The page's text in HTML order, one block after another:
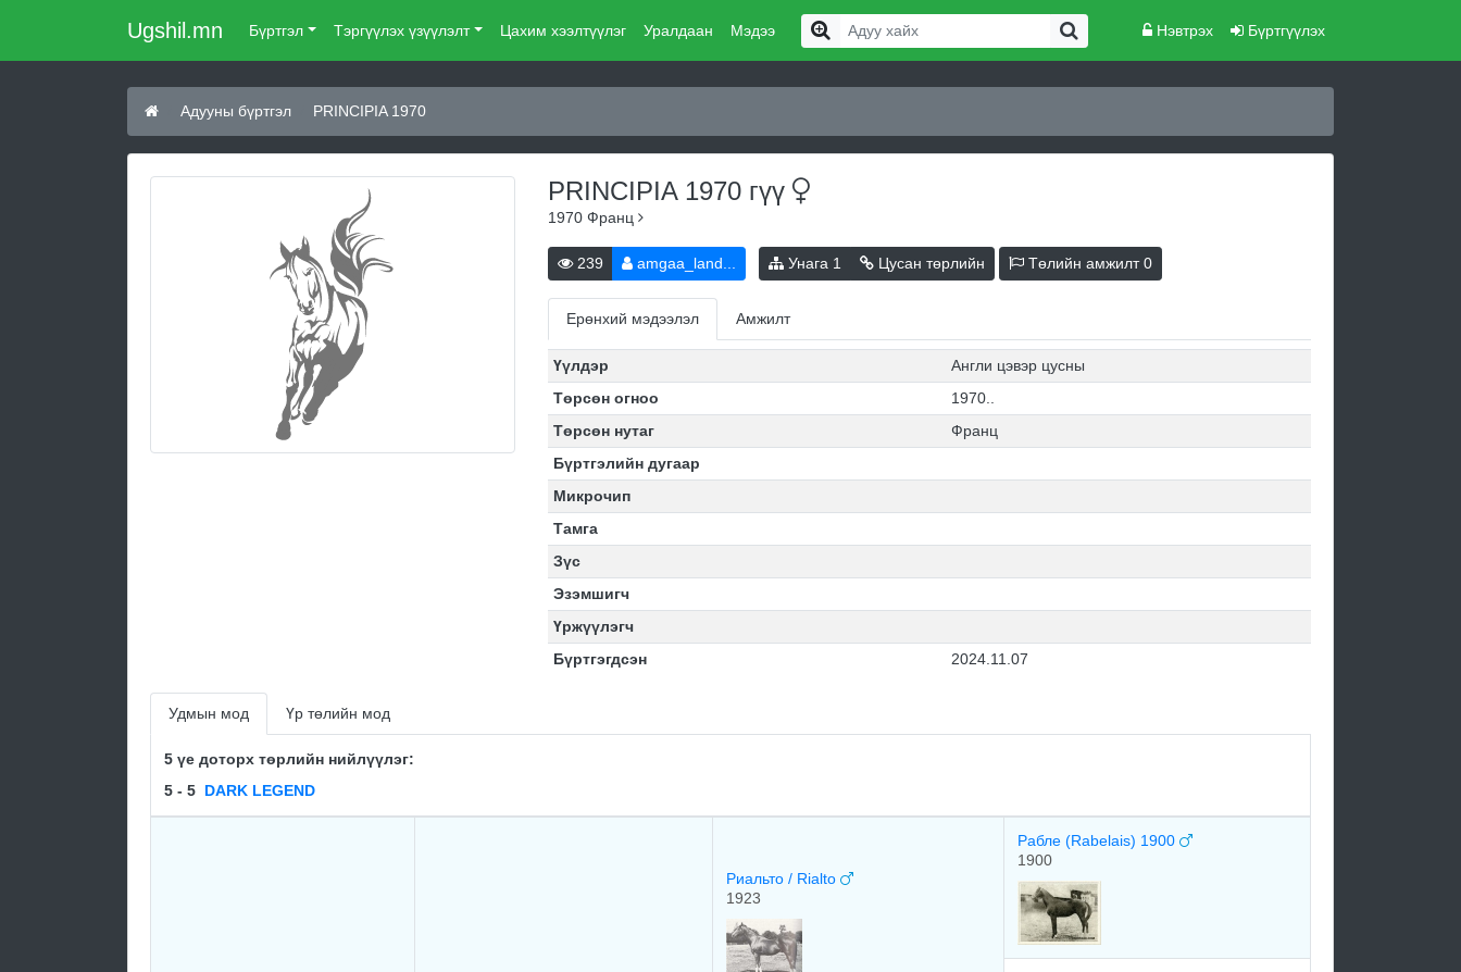
Ugshil.mn Бүртгэл Тэргүүлэх үзүүлэлт Цахим хээлтүүлэг Уралдаан Мэдээ Нэвтрэх Бүртгүүлэх
Адууны бүртгэл PRINCIPIA 1970
PRINCIPIA 1970 гүү
1970 Франц
239 amgaa_land... Унага 1 Цусан төрлийн Төлийн амжилт0
Ерөнхий мэдээлэл Амжилт
Үүлдэр
Англи цэвэр цусны
Төрсөн огноо
1970..
Төрсөн нутаг
Франц
Бүртгэлийн дугаар
Микрочип
Тамга
Зүс
Эзэмшигч
Үржүүлэгч
Бүртгэгдсэн
2024.11.07
Удмын мод Үр төлийн мод
5 үе доторх төрлийн нийлүүлэг:
5 - 5 DARK LEGEND
Риальто / Rialto
1923
Рабле (Rabelais) 1900
1900